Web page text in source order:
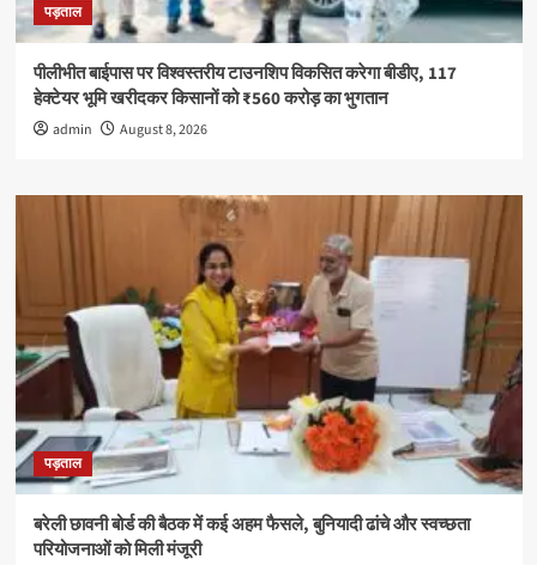
पड़ताल
पीलीभीत बाईपास पर विश्वस्तरीय टाउनशिप विकसित करेगा बीडीए, 117
हेक्टेयर भूमि खरीदकर किसानों को ₹560 करोड़ का भुगतान
admin August 8, 2026
पड़ताल
बरेली छावनी बोर्ड की बैठक में कई अहम फैसले, बुनियादी ढांचे और स्वच्छता
परियोजनाओं को मिली मंजूरी